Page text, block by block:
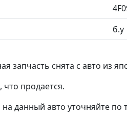
б.у
запчасть снята с авто из
продается.
на данный авто уточняйте